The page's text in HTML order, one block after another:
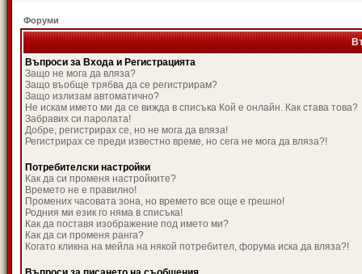
Форуми
Въпроси за Входа и Регистрацията
Защо не мога да вляза?
Защо въобще трябва да се регистрирам?
Защо излизам автоматично?
Не искам името ми да се вижда в списъка Кой е онлайн. Как става това?
Забравих си паролата!
Добре, регистрирах се, но не мога да вляза!
Регистрирах се преди известно време, но сега не мога да вляза?!
Потребителски настройки
Как да си променя настройките?
Времето не е правилно!
Промених часовата зона, но времето все още е грешно!
Родния ми език го няма в списъка!
Как да поставя изображение под името ми?
Как да си променя ранга?
Когато кликна на мейла на някой потребител, форума иска да вляза?!